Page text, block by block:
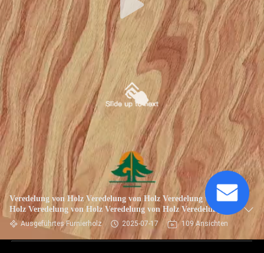
Veredelung von Holz Veredelung von Holz Veredelung von
Holz Veredelung von Holz Veredelung von Holz Veredelung
von Holz
Ausgeführtes Furnierholz 2025-07-17 109 Ansichten